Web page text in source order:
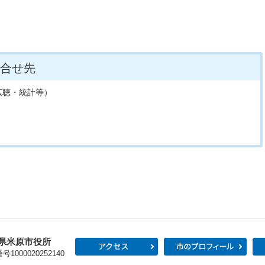
せ先
・統計等）
米原市役所
号1000020252140
アクセス 市